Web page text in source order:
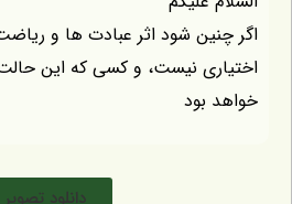
شود اثر عبادت ها و ریاضت های
نیست، و کسی که این حالت را پیدا